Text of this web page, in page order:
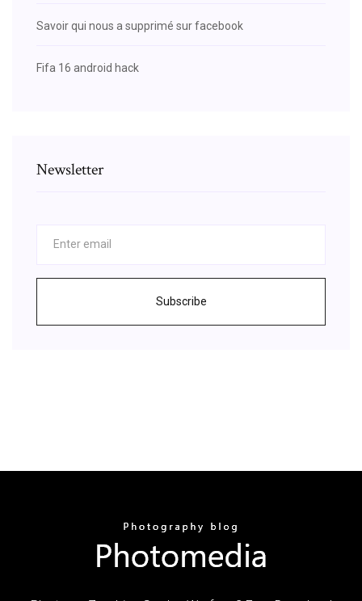
Savoir qui nous a supprimé sur facebook
Fifa 16 android hack
Newsletter
Subscribe